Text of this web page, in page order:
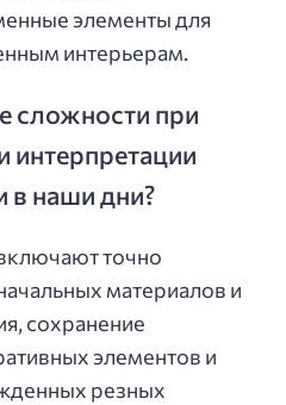
элементы для
интерьерам.
сложности при
интерпретации
в наши дни?
точно
материалов и
сохранение
элементов и
резных